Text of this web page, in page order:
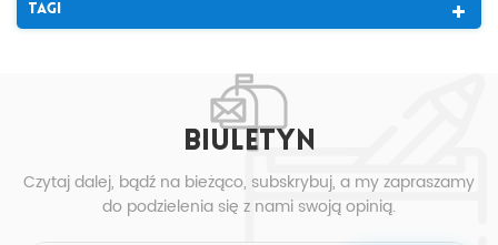
Tagi
BIULETYN
Czytaj dalej, bądź na bieżąco, subskrybuj, a my zapraszamy
do podzielenia się z nami swoją opinią.